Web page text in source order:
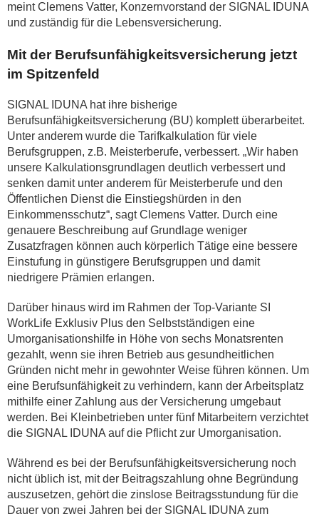
meint Clemens Vatter, Konzernvorstand der SIGNAL IDUNA
und zuständig für die Lebensversicherung.
Mit der Berufsunfähigkeitsversicherung jetzt
im Spitzenfeld
SIGNAL IDUNA hat ihre bisherige
Berufsunfähigkeitsversicherung (BU) komplett überarbeitet.
Unter anderem wurde die Tarifkalkulation für viele
Berufsgruppen, z.B. Meisterberufe, verbessert. „Wir haben
unsere Kalkulationsgrundlagen deutlich verbessert und
senken damit unter anderem für Meisterberufe und den
Öffentlichen Dienst die Einstiegshürden in den
Einkommensschutz“, sagt Clemens Vatter. Durch eine
genauere Beschreibung auf Grundlage weniger
Zusatzfragen können auch körperlich Tätige eine bessere
Einstufung in günstigere Berufsgruppen und damit
niedrigere Prämien erlangen.
Darüber hinaus wird im Rahmen der Top-Variante SI
WorkLife Exklusiv Plus den Selbstständigen eine
Umorganisationshilfe in Höhe von sechs Monatsrenten
gezahlt, wenn sie ihren Betrieb aus gesundheitlichen
Gründen nicht mehr in gewohnter Weise führen können. Um
eine Berufsunfähigkeit zu verhindern, kann der Arbeitsplatz
mithilfe einer Zahlung aus der Versicherung umgebaut
werden. Bei Kleinbetrieben unter fünf Mitarbeitern verzichtet
die SIGNAL IDUNA auf die Pflicht zur Umorganisation.
Während es bei der Berufsunfähigkeitsversicherung noch
nicht üblich ist, mit der Beitragszahlung ohne Begründung
auszusetzen, gehört die zinslose Beitragsstundung für die
Dauer von zwei Jahren bei der SIGNAL IDUNA zum